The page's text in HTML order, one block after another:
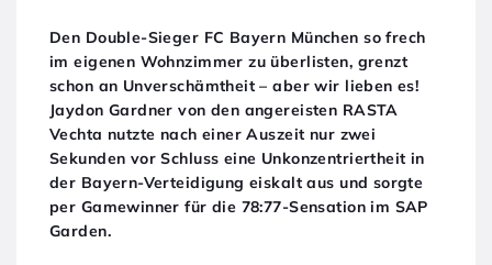
Den Double-Sieger FC Bayern München so frech
im eigenen Wohnzimmer zu überlisten, grenzt
schon an Unverschämtheit – aber wir lieben es!
Jaydon Gardner von den angereisten RASTA
Vechta nutzte nach einer Auszeit nur zwei
Sekunden vor Schluss eine Unkonzentriertheit in
der Bayern-Verteidigung eiskalt aus und sorgte
per Gamewinner für die 78:77-Sensation im SAP
Garden.